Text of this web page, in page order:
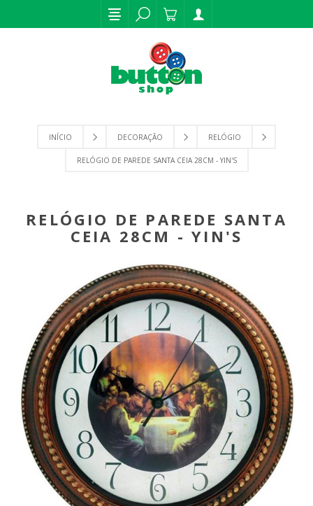
INÍCIO DECORAÇÃO RELÓGIO
RELÓGIO DE PAREDE SANTA CEIA 28CM - YIN'S
RELÓGIO DE PAREDE SANTA
CEIA 28CM - YIN'S